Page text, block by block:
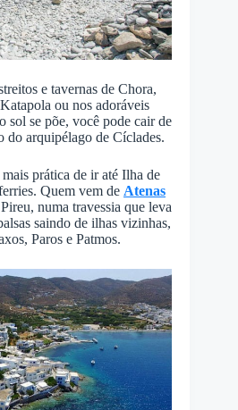
e tavernas de Chora,
ou nos adoráveis
sol se põe, você pode cair de
do arquipélago de Cíclades.
prática de ir até Ilha de
Quem vem de Atenas
numa travessia que leva
saindo de ilhas vizinhas,
Paros e Patmos.